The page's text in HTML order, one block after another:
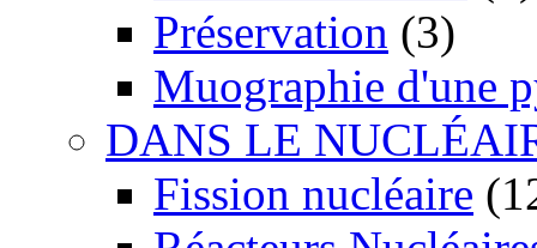
Préservation (3)
Muographie d'une
DANS LE
Fission nucléaire